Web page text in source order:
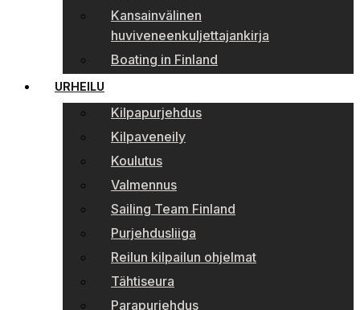
Kansainvälinen
huviveneenkuljettajankirja
Boating in Finland
URHEILU
Kilpapurjehdus
Kilpaveneily
Koulutus
Valmennus
Sailing Team Finland
Purjehdusliiga
Reilun kilpailun ohjelmat
Tähtiseura
Parapurjehdus